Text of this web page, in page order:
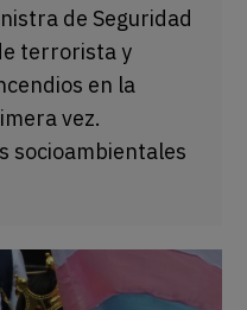
de Seguridad
terrorista y
en la
vez.
socioambientales